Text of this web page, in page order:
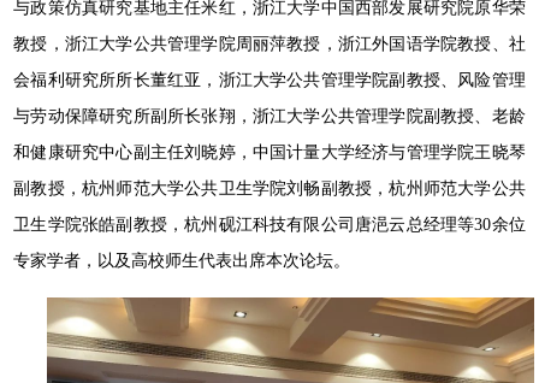
与政策仿真研究基地主任米红，浙江大学中国西部发展研究院原华荣
教授，浙江大学公共管理学院周丽萍教授，浙江外国语学院教授、社
会福利研究所所长董红亚，浙江大学公共管理学院副教授、风险管理
与劳动保障研究所副所长张翔，浙江大学公共管理学院副教授、老龄
和健康研究中心副主任刘晓婷，中国计量大学经济与管理学院王晓琴
副教授，杭州师范大学公共卫生学院刘畅副教授，杭州师范大学公共
卫生学院张皓副教授，杭州砚江科技有限公司唐浥云总经理等30余位
专家学者，以及高校师生代表出席本次论坛。